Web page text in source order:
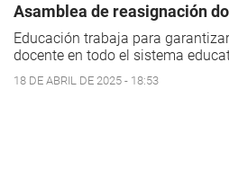
Asamblea de reasignación
Educación trabaja para
docente en todo el sistema
18 DE ABRIL DE 2025 - 18:53